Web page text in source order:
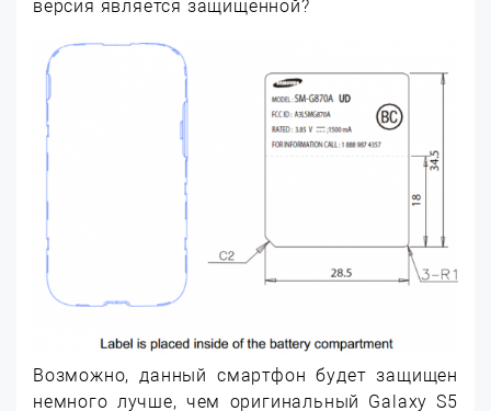
версия является защищенной?
Возможно, данный смартфон будет защищен
немного лучше, чем оригинальный Galaxy S5